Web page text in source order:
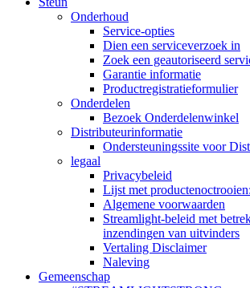
Onderhoud
Service-opties
Dien een serviceverzoek in
Zoek een geautoriseerd
Garantie informatie
Productregistratieformulier
Onderdelen
Bezoek Onderdelenwinkel
Distributeurinformatie
Ondersteuningssite voor
legaal
Privacybeleid
Lijst met productenoctrooien:
Algemene voorwaarden
Streamlight-beleid met
inzendingen van uitvinders
Vertaling Disclaimer
Naleving
Gemeenschap